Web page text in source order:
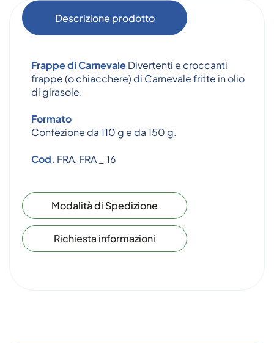
Descrizione prodotto
Frappe di CarnevaleDivertenti e croccanti
frappe (o chiacchere) di Carnevale fritte in olio
di girasole.
Formato
Confezione da 110 g e da 150 g.
Cod. FRA, FRA _ 16
Modalità di Spedizione
Richiesta informazioni